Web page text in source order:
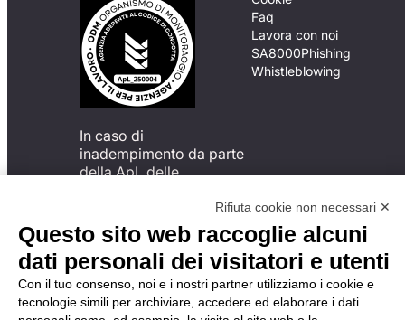
In caso di
inadempimento da parte
della ApL delle
del Codice di Condotta, è
possibile presentare un
reclamo
all’Organismo di
Monitoraggio utilizzando
una delle modalità
descritte al seguente
Faq
Lavora con noi
SA8000Phishing
Whistleblowing
Rifiuta cookie non necessari ✕
Questo sito web raccoglie alcuni
dati personali dei visitatori e utenti
Con il tuo consenso, noi e i nostri partner utilizziamo i cookie e
tecnologie simili per archiviare, accedere ed elaborare i dati